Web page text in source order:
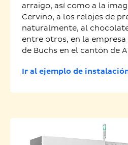
arraigo, así como a la
Cervino, a los relojes de
naturalmente, al
entre otros, en la
de Buchs en el cantón de
Ir al ejemplo de